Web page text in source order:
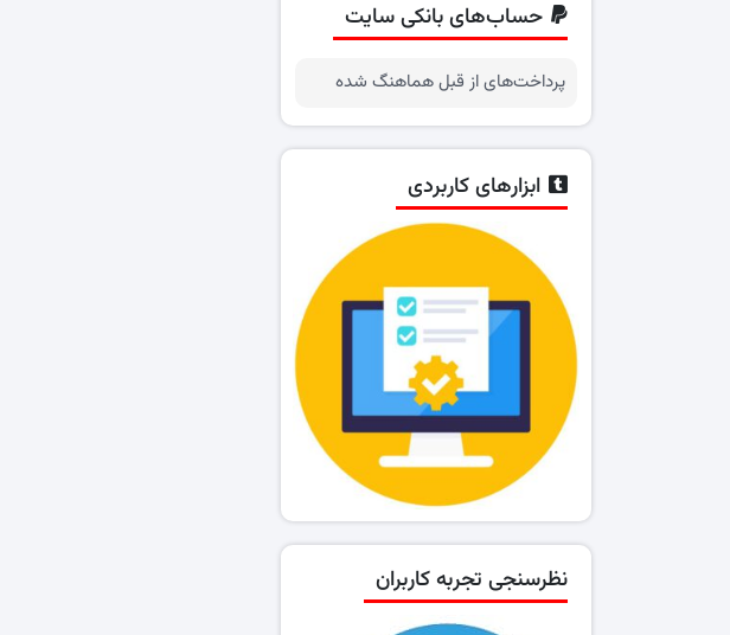
حساب‌های بانکی سایت
پرداخت‌های از قبل هماهنگ شده
ابزارهای کاربردی
نظرسنجی تجربه کاربران